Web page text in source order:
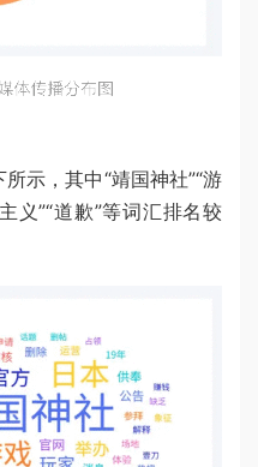
示，其中“靖国神社”“游
义”“道歉”等词汇排名较